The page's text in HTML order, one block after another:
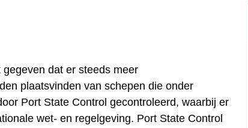
dat er steeds meer
plaatsvinden van schepen die onder
Port State Control gecontroleerd, waarbij er
wet- en regelgeving. Port State Control